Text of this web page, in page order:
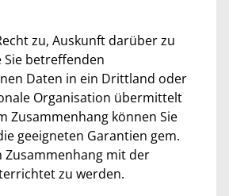
zu, Auskunft darüber zu
Sie betreffenden
Daten in ein Drittland oder
Organisation übermittelt
Zusammenhang können Sie
geeigneten Garantien gem.
Zusammenhang mit der
zu werden.